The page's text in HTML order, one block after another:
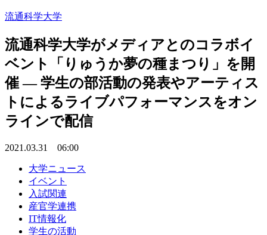
流通科学大学
流通科学大学がメディアとのコラボイ
ベント「りゅうか夢の種まつり」を開
催 — 学生の部活動の発表やアーティス
トによるライブパフォーマンスをオン
ラインで配信
2021.03.31 06:00
大学ニュース
イベント
入試関連
産官学連携
IT情報化
学生の活動